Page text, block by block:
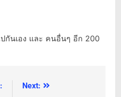
ปกันเอง และ คนอื่นๆ อีก 200
Next: